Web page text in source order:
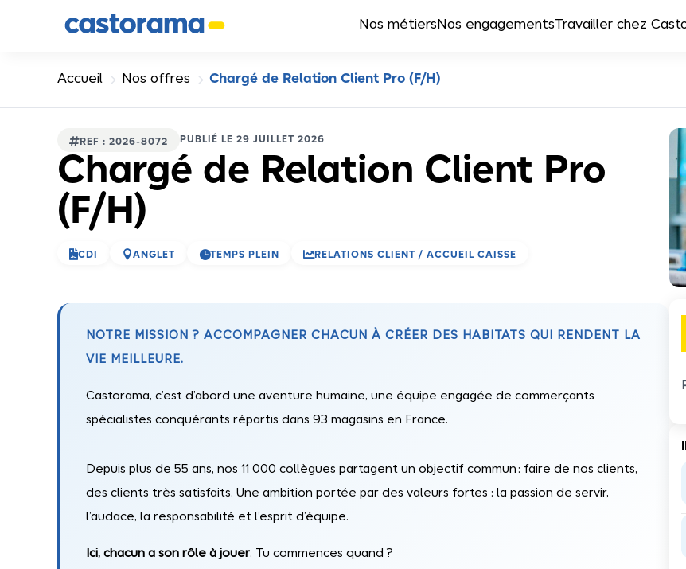
Nos métiersNos engagementsTravailler chez
Accueil 5 Nos offres 5 Chargé de Relation Client Pro (F/H)
REF : 2026-8072 PUBLIÉ LE 29 JUILLET 2026
Chargé de Relation Client Pro
(F/H)
CDI ANGLET TEMPS PLEIN RELATIONS CLIENT / ACCUEIL CAISSE
NOTRE MISSION ? ACCOMPAGNER CHACUN À CRÉER DES HABITATS QUI RENDENT LA
VIE MEILLEURE.
Castorama, c’est d’abord une aventure humaine, une équipe engagée de commerçants
spécialistes conquérants répartis dans 93 magasins en France.
Depuis plus de 55 ans, nos 11 000 collègues partagent un objectif commun : faire de nos clients,
des clients très satisfaits. Une ambition portée par des valeurs fortes : la passion de servir,
l’audace, la responsabilité et l’esprit d’équipe.
Ici, chacun a son rôle à jouer. Tu commences quand ?
Panneau de gestion des cookies